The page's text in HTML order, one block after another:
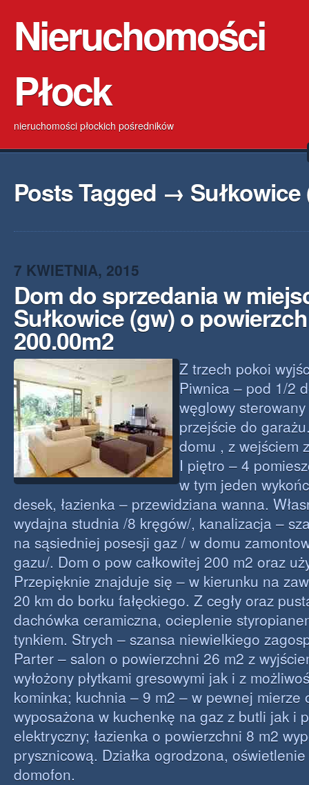
Nieruchomości
Płock
nieruchomości płockich pośredników
Posts Tagged → Sułkowice
7 KWIETNIA, 2015
Dom do sprzedania w
Sułkowice (gw) o
200.00m2
Z trzech pokoi
Piwnica – pod 1/2
węglowy
przejście do
domu , z wejściem
I piętro – 4
w tym jeden
desek, łazienka – przewidziana wanna.
wydajna studnia /8 kręgów/, kanalizacja –
na sąsiedniej posesji gaz / w domu
gazu/. Dom o pow całkowitej 200 m2 oraz
Przepięknie znajduje się – w kierunku na
20 km do borku fałęckiego. Z cegły oraz
dachówka ceramiczna, ocieplenie
tynkiem. Strych – szansa niewielkiego
Parter – salon o powierzchni 26 m2 z
wyłożony płytkami gresowymi jak i z
kominka; kuchnia – 9 m2 – w pewnej mierze
wyposażona w kuchenkę na gaz z butli jak i
elektryczny; łazienka o powierzchni 8 m2
prysznicową. Działka ogrodzona,
domofon.